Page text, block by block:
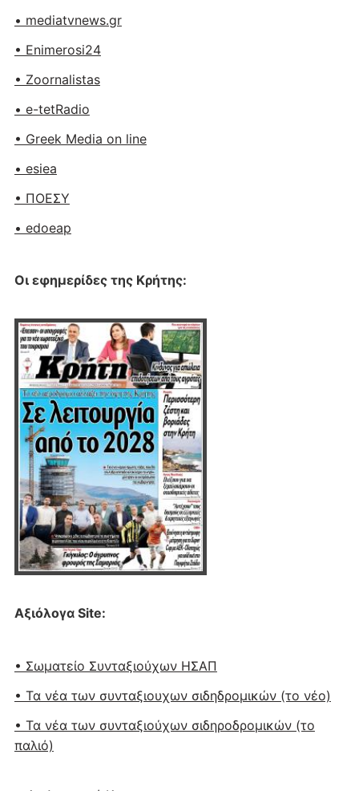
• mediatvnews.gr
• Enimerosi24
• Zoornalistas
• e-tetRadio
• Greek Media on line
• esiea
• ΠΟΕΣΥ
• edoeap
Οι εφημερίδες της Κρήτης:
Αξιόλογα Site:
• Σωματείο Συνταξιούχων ΗΣΑΠ
• Τα νέα των συνταξιουχων σιδηδρομικών (το νέο)
• Τα νέα των συνταξιούχων σιδηροδρομικών (το
παλιό)